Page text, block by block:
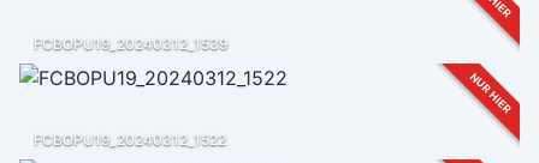
FCBOPU19_20240312_1539
NUR HIER
FCBOPU19_20240312_1522